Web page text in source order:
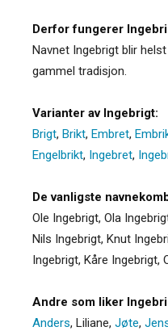
Derfor fungerer
Navnet Ingebrigt blir
gammel tradisjon.
Varianter av Ingebrigt:
Brigt, Brikt, Embret,
Engelbrikt, Ingebret,
De vanligste
Ole Ingebrigt, Ola
Nils Ingebrigt, Knut
Ingebrigt, Kåre Ingebrigt,
Andre som liker
Anders, Liliane, Jøte,